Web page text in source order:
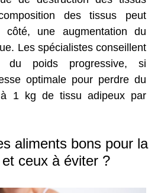
des tissus peut
une augmentation du
Les spécialistes conseillent
du poids progressive, si
optimale pour perdre du
1 kg de tissu adipeux par
aliments bons pour la
ceux à éviter ?